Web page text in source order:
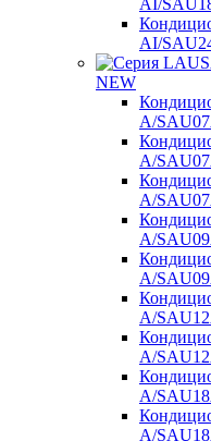
AI/
AI/
NEW
A/
A/
A/
A/
A/
A/
A/
A/
A/